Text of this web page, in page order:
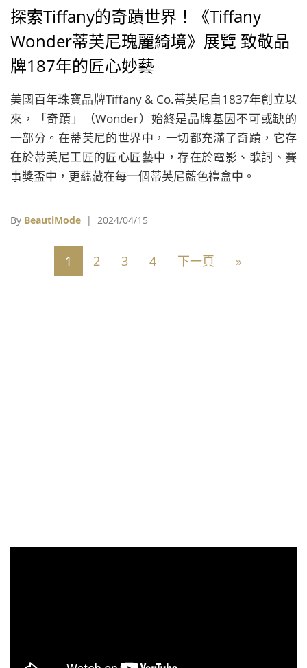
探索Tiffany的奇蹟世界！《Tiffany
Wonder蒂芙尼瑰麗綺境》展覽 致敬品
牌187年的匠心妙藝
美國百年珠寶品牌Tiffany & Co.蒂芙尼自1837年創立以
來，「奇蹟」（Wonder）始終是品牌基因不可或缺的
一部分。在蒂芙尼的世界中，一切都充滿了奇蹟，它存
在於蒂芙尼工匠的匠心匠藝中，存在於電影、歌詞、賽
事獎盃中，更蘊藏在每一個蒂芙尼藍色禮盒中。
By BeautiMode | 2024/04/15
1 2 3 4 下一頁 »